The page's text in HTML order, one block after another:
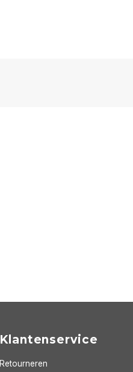
Klantenservice
Retourneren